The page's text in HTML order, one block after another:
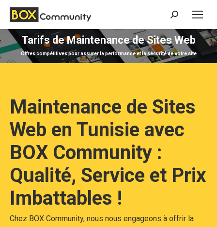
Search:
Tarifs de Maintenance de Sites Web
Offres compétitives pour assurer la performance et la sécurité de votre site
Vous êtes ici :
Maintenance de Sites
Web en Tunisie avec
BOX Community :
Qualité, Service et Prix
Imbattables !
Chez BOX Community, nous nous engageons à offrir la